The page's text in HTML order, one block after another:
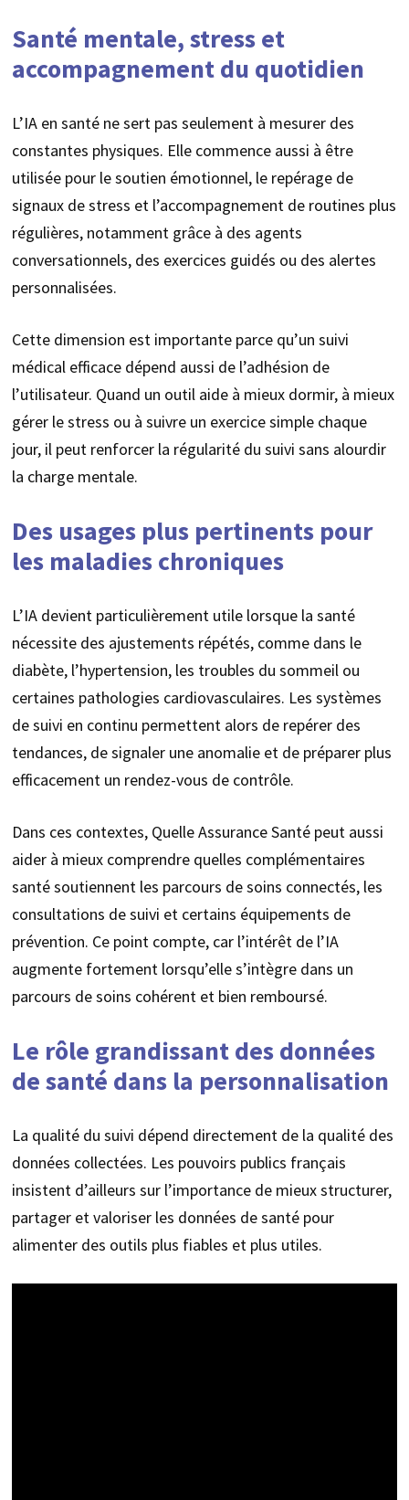
Santé mentale, stress et
accompagnement du quotidien
L’IA en santé ne sert pas seulement à mesurer des
constantes physiques. Elle commence aussi à être
utilisée pour le soutien émotionnel, le repérage de
signaux de stress et l’accompagnement de routines plus
régulières, notamment grâce à des agents
conversationnels, des exercices guidés ou des alertes
personnalisées.
Cette dimension est importante parce qu’un suivi
médical efficace dépend aussi de l’adhésion de
l’utilisateur. Quand un outil aide à mieux dormir, à mieux
gérer le stress ou à suivre un exercice simple chaque
jour, il peut renforcer la régularité du suivi sans alourdir
la charge mentale.
Des usages plus pertinents pour
les maladies chroniques
L’IA devient particulièrement utile lorsque la santé
nécessite des ajustements répétés, comme dans le
diabète, l’hypertension, les troubles du sommeil ou
certaines pathologies cardiovasculaires. Les systèmes
de suivi en continu permettent alors de repérer des
tendances, de signaler une anomalie et de préparer plus
efficacement un rendez-vous de contrôle.
Dans ces contextes, Quelle Assurance Santé peut aussi
aider à mieux comprendre quelles complémentaires
santé soutiennent les parcours de soins connectés, les
consultations de suivi et certains équipements de
prévention. Ce point compte, car l’intérêt de l’IA
augmente fortement lorsqu’elle s’intègre dans un
parcours de soins cohérent et bien remboursé.
Le rôle grandissant des données
de santé dans la personnalisation
La qualité du suivi dépend directement de la qualité des
données collectées. Les pouvoirs publics français
insistent d’ailleurs sur l’importance de mieux structurer,
partager et valoriser les données de santé pour
alimenter des outils plus fiables et plus utiles.